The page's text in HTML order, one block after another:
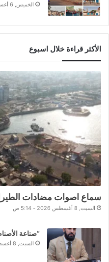
الخميس, 6 أغسطس 2026 - 11:34 م
الأكثر قراءة خلال اسبوع
سماع اصوات مضادات
السبت, 8 أغسطس 2026 - 5:14 ص
“صناعة
السبت, 8 أغسطس 2026 - 1:19 ص